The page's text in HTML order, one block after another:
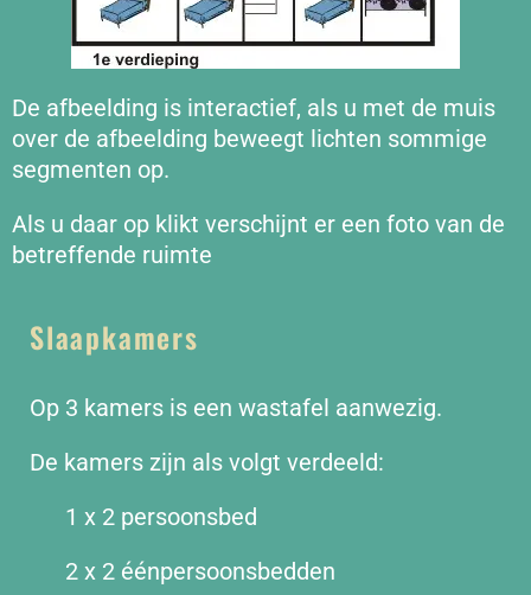
De afbeelding is interactief, als u met de muis
over de afbeelding beweegt lichten sommige
segmenten op.
Als u daar op klikt verschijnt er een foto van de
betreffende ruimte
Slaapkamers
Op 3 kamers is een wastafel aanwezig.
De kamers zijn als volgt verdeeld:
1 x 2 persoonsbed
2 x 2 éénpersoonsbedden